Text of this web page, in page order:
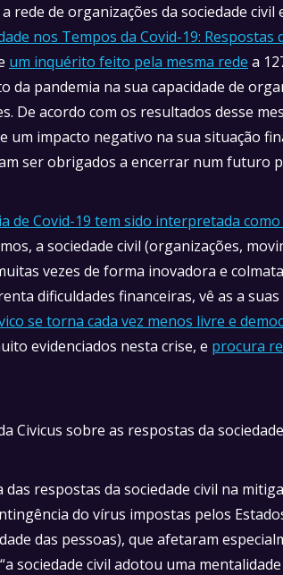
rede de organizações da sociedade civil
nos Tempos da Covid-19: Respostas
um inquérito feito pela mesma rede a
da pandemia na sua capacidade de
De acordo com os resultados desse
um impacto negativo na sua situação
ser obrigados a encerrar num futuro
de Covid-19 tem sido interpretada
a sociedade civil (organizações,
vezes de forma inovadora e
dificuldades financeiras, vê as a
se torna cada vez menos livre e
evidenciados nesta crise, e procura
Civicus sobre as respostas da
respostas da sociedade civil na
do vírus impostas pelos
das pessoas), que afetaram
sociedade civil adotou uma